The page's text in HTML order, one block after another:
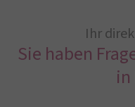
Ihr
Sie haben